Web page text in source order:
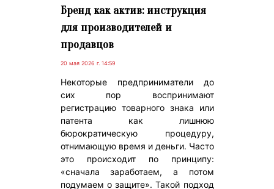
Бренд как актив: инструкция
для производителей и
продавцов
20 мая 2026 г. 14:59
Некоторые предприниматели до
сих пор воспринимают
регистрацию товарного знака или
патента как лишнюю
бюрократическую процедуру,
отнимающую время и деньги. Часто
это происходит по принципу:
«сначала заработаем, а потом
подумаем о защите». Такой подход